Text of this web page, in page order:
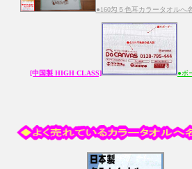
●160匁５色耳カラータオルへ
[中国製 HIGH CLASS] ●ボ